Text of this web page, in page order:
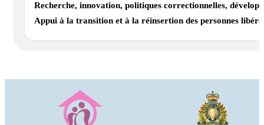
Recherche, innovation, politiques correctionnelles,
Appui à la transition et à la réinsertion des personnes